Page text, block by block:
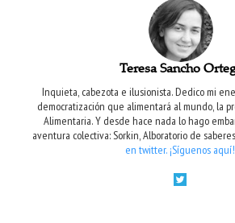
Teresa Sancho
Inquieta, cabezota e ilusionista. Dedico mi
democratización que alimentará al mundo, la
Alimentaria. Y desde hace nada lo hago
aventura colectiva: Sorkin, Alboratorio de
en twitter. ¡Síguenos aquí!